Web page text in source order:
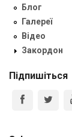
Блог
Галереї
Відео
Закордон
Підпишіться